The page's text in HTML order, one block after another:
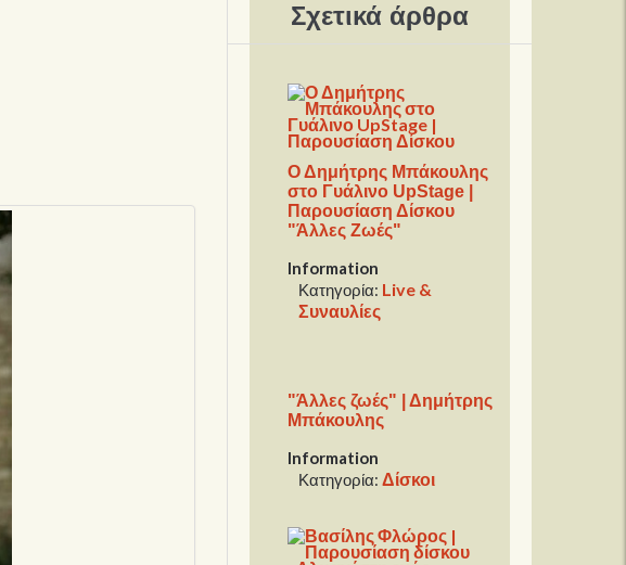
Σχετικά άρθρα
Ο Δημήτρης Μπάκουλης
στο Γυάλινο UpStage |
Παρουσίαση Δίσκου
"Άλλες Ζωές"
Information
Κατηγορία: Live &
Συναυλίες
"Άλλες ζωές" | Δημήτρης
Μπάκουλης
Information
Κατηγορία:Δίσκοι